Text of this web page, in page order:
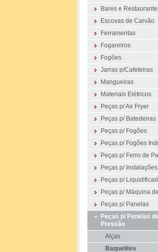
Bares e
Escovas de Carvão
Ferramentas
Fogareiros
Fogões
Jarras p/Cafeteiras
Mangueiras
Materiais Elétricos
Peças p/ Air Fryer
Peças p/ Batedeiras
Peças p/ Fogões
Peças p/ Fogões
Peças p/ Ferro de
Peças p/
Peças p/
Peças p/ Máquina
Peças p/ Panelas
Peças p/ Panelas de
Pressão
Alças
Baquelites